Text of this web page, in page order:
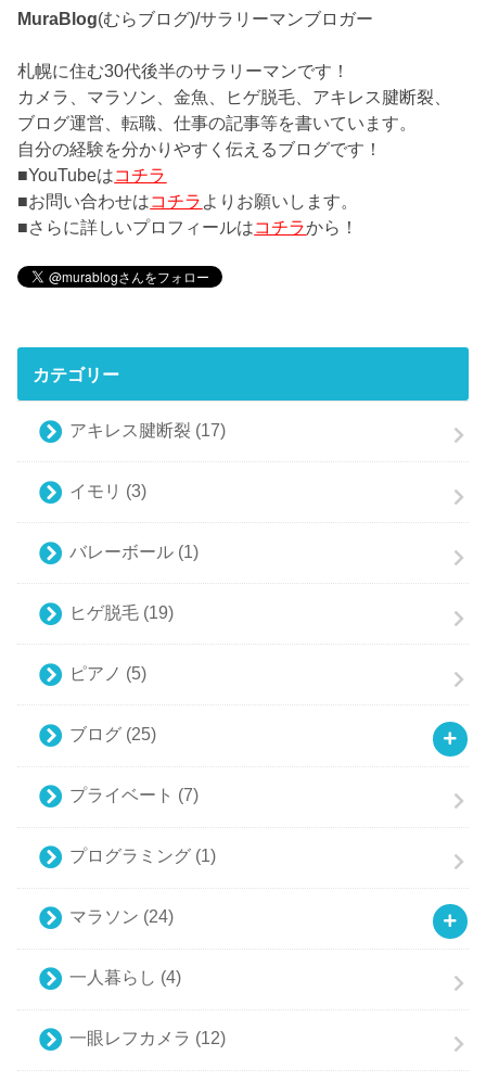
MuraBlog(むらブログ)/サラリーマンブロガー
札幌に住む30代後半のサラリーマンです！
カメラ、マラソン、金魚、ヒゲ脱毛、アキレス腱断裂、
ブログ運営、転職、仕事の記事等を書いています。
自分の経験を分かりやすく伝えるブログです！
■YouTubeはコチラ
■お問い合わせはコチラ よりお願いします。
■さらに詳しいプロフィールはコチラから！
カテゴリー
アキレス腱断裂 (17)
イモリ (3)
バレーボール (1)
ヒゲ脱毛 (19)
ピアノ (5)
ブログ (25)
プライベート (7)
プログラミング (1)
マラソン (24)
一人暮らし (4)
一眼レフカメラ (12)